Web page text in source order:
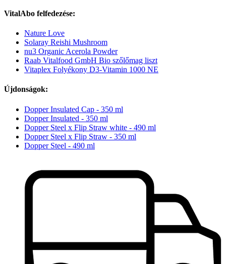
VitalAbo felfedezése:
Nature Love
Solaray Reishi Mushroom
nu3 Organic Acerola Powder
Raab Vitalfood GmbH Bio szőlőmag liszt
Vitaplex Folyékony D3-Vitamin 1000 NE
Újdonságok:
Dopper Insulated Cap - 350 ml
Dopper Insulated - 350 ml
Dopper Steel x Flip Straw white - 490 ml
Dopper Steel x Flip Straw - 350 ml
Dopper Steel - 490 ml